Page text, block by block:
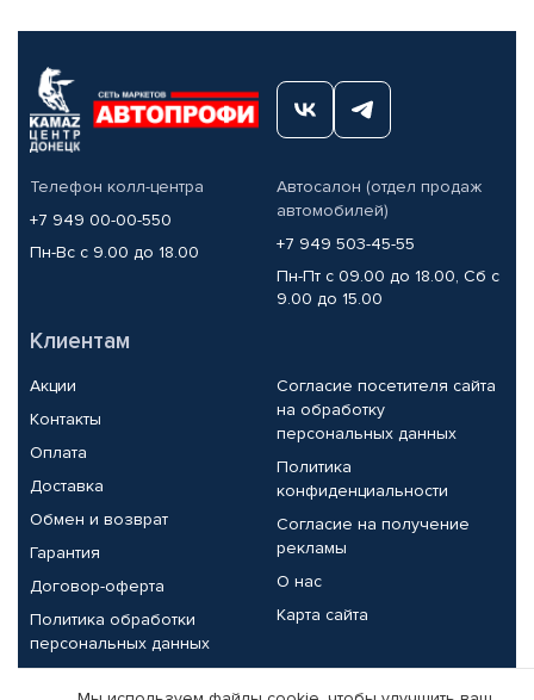
Телефон колл-центра
+7 949 00-00-550
Пн-Вс с 9.00 до 18.00
Автосалон (отдел продаж
автомобилей)
+7 949 503-45-55
Пн-Пт с 09.00 до 18.00, Сб с
9.00 до 15.00
Клиентам
Акции
Контакты
Оплата
Доставка
Обмен и возврат
Гарантия
Договор-оферта
Политика обработки
персональных данных
Согласие посетителя сайта
на обработку
персональных данных
Политика
конфиденциальности
Согласие на получение
рекламы
О нас
Карта сайта